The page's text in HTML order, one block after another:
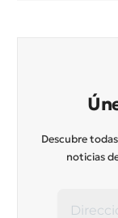
Descubre
noticias